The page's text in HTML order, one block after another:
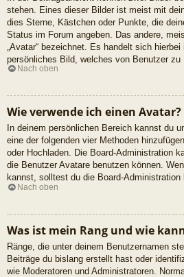
stehen. Eines dieser Bilder ist meist mit
dies Sterne, Kästchen oder Punkte, die
Status im Forum angeben. Das andere,
„Avatar“ bezeichnet. Es handelt sich
persönliches Bild, welches von Benutzer zu
Nach oben
Wie verwende ich einen Avatar?
In deinem persönlichen Bereich kannst du
eine der folgenden vier Methoden
oder Hochladen. Die Board-Administration
die Benutzer Avatare benutzen können.
kannst, solltest du die Board-Administration
Nach oben
Was ist mein Rang und wie
Ränge, die unter deinem Benutzernamen
Beiträge du bislang erstellt hast oder
wie Moderatoren und Administratoren.